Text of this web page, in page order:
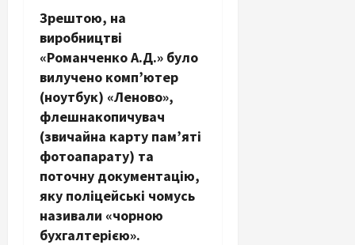
Зрештою, на
виробництві
«Романченко А.Д.» було
вилучено комп’ютер
(ноутбук) «Леново»,
флешнакопичувач
(звичайна карту пам’яті
фотоапарату) та
поточну документацію,
яку поліцейські чомусь
називали «чорною
бухгалтерією».